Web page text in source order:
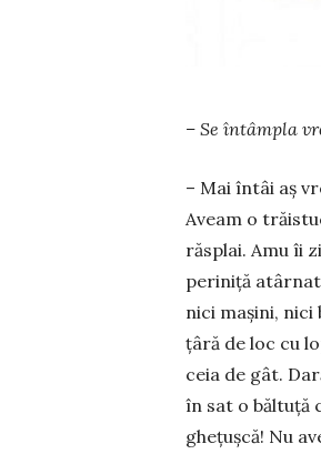
– Se întâmpla
– Mai întâi aș
Aveam o
răsplai. Amu îi
pe­ri­niță
nici ma­șini, nici
țâră de loc cu
ceia de gât.
în sat o băltuță
ghețușcă! Nu